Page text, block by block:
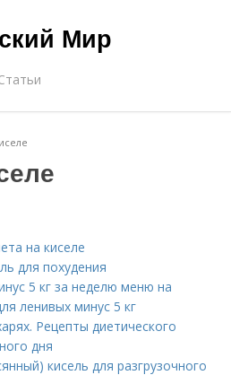
Мир
на киселе
для похудения
5 кг за неделю меню на
ленивых минус 5 кг
Рецепты диетического
дня
кисель для разгрузочного